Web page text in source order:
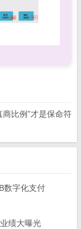
比例”才是保命符
数字化支付
绩大曝光